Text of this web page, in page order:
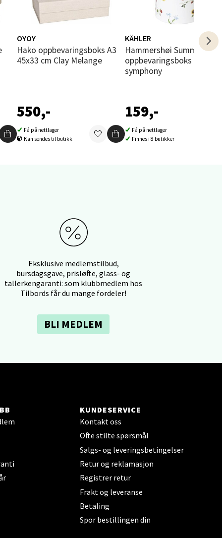
OYOY
Hako oppbevaringsboks A3
45x33 cm Clay Melange
550,-
Få på nettlager
Kan sendes til butikk
KÄHLER
Hammershøi Summer
oppbevaringsboks 14,5 cm
symphony
159,-
Få på nettlager
Finnes i 8 butikker
Eksklusive medlemstilbud,
bursdagsgave, prisløfte, glass- og
tallerkengaranti: som klubbmedlem hos
Tilbords får du mange fordeler!
BLI MEDLEM
KUNDESERVICE
Kontakt oss
Ofte stilte spørsmål
Salgs- og leveringsbetingelser
Retur og reklamasjon
Registrer retur
Frakt og leveranse
Betaling
Spor bestillingen din